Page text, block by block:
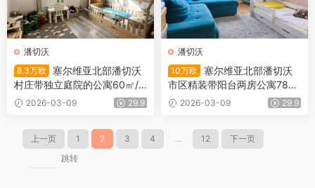
潘切沃
8.3万欧
塞尔维亚北部潘切沃
村庄带独立庭院的公寓60㎡/
8.3万欧
2026-03-09 29.9
潘切沃
10万欧
塞尔维亚北部潘切沃
市区精装带阳台两房公寓78
㎡/10万欧
2026-03-09 29.9
上一页 1 2 3 4 ... 12
下一页
跳转